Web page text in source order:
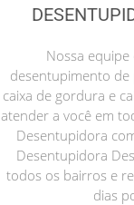
Nossa equipe
desentupimento de
caixa de gordura e
atender a você em
Desentupidora
Desentupidora
todos os bairros e
dias